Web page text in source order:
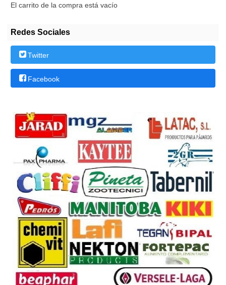
El carrito de la compra está vacío
Redes Sociales
Twitter
Facebook